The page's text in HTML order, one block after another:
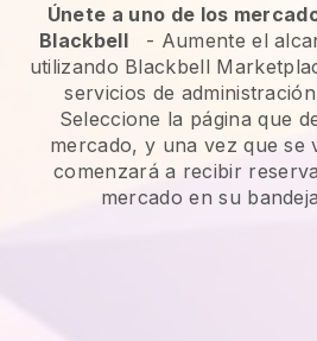
Únete a uno de los
Blackbell
- Aumente el
utilizando Blackbell
servicios de
Seleccione la página que
mercado, y una vez que se
comenzará a recibir
mercado en su